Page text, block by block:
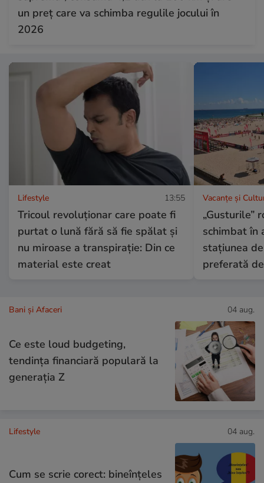
un preț care va schimba regulile jocului în
2026
Lifestyle 13:55
Tricoul revoluționar care poate fi
purtat o lună fără să fie spălat și
nu miroase a transpirație: Din ce
material este creat
Vacanțe și
„Gusturile”
schimbat în
stațiunea
preferată
Bani și Afaceri 04 aug.
Ce este loud budgeting,
tendința financiară populară la
generația Z
Lifestyle 04 aug.
Cum se scrie corect: bineînțeles